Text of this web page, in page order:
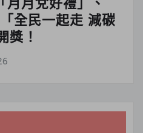
全民一起走 減碳
獎！